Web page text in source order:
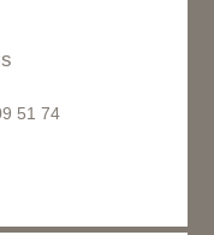
51 74